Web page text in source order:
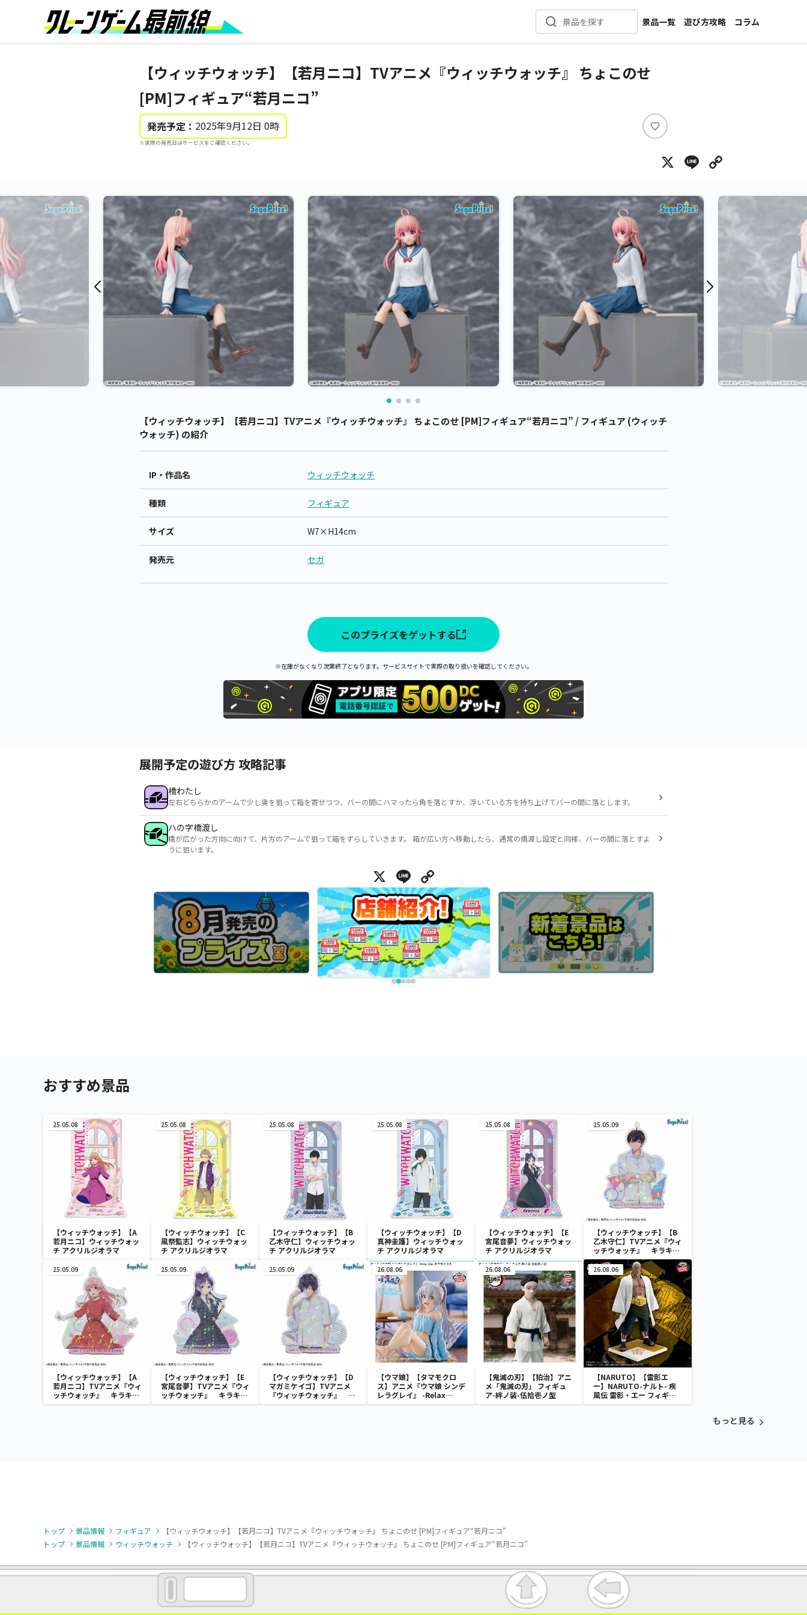
景品を探す
景品一覧
新着景品
カテゴリ一覧
遊び方攻略
コラム
インタビュー
【ウィッチウォッチ】【若月ニコ】TVアニメ『ウィッチウォッチ』 ちょこのせ
[PM]フィギュア“若月ニコ”
発売予定： 2025年9月12日 0時
※実際の発売日はサービスをご確認ください。
い
ね
X Line
【ウィッチウォッチ】【若月ニコ】TVアニメ『ウィッチウォッチ』 ちょこのせ [PM]フィギュア“若月ニコ” / フィギュア (ウィッチ
ウォッチ) の紹介
IP・作品名 ウィッチウォッチ
種類 フィギュア
サイズ W7×H14cm
発売元 セガ
このプライズをゲットする
※在庫がなくなり次第終了となります。サービスサイトで実際の取り扱いを確認してください。
展開予定の遊び方 攻略記事
橋わたし
左右どちらかのアームで少し奥を狙って箱を寄せつつ、バーの間にハマったら角を落とすか、浮いている方を持ち上げてバーの間に落とします。
ハの字橋渡し
橋が広がった方向に向けて、片方のアームで狙って箱をずらしていきます。 箱が広い方へ移動したら、通常の橋渡し設定と同様、バーの間に落とすよ
うに狙います。
X Line
おすすめ景品
25.05.08
【ウィッチウォッチ】【A
若月ニコ】ウィッチウォッ
チ アクリルジオラマ
25.05.08
【ウィッチウォッチ】【C
風祭監志】ウィッチウォッ
チ アクリルジオラマ
25.05.08
【ウィッチウォッチ】【B
乙木守仁】ウィッチウォッ
チ アクリルジオラマ
25.05.08
【ウィッチウォッチ】【D
真神圭護】ウィッチウォッ
チ アクリルジオラマ
25.05.08
【ウィッチウォッチ】【E
宮尾音夢】ウィッチウォッ
チ アクリルジオラマ
25.05.09
【ウィッチウォッチ】【B
乙木守仁】TVアニメ『ウィ
ッチウォッチ』 キラキラ
スタンド付 ビッグクリアキ
ーチェーン（EX）
25.05.09
【ウィッチウォッチ】【A
若月ニコ】TVアニメ『ウィ
ッチウォッチ』 キラキラ
スタンド付 ビッグクリアキ
25.05.09
【ウィッチウォッチ】【E
宮尾音夢】TVアニメ『ウィ
ッチウォッチ』 キラキラ
スタンド付 ビッグクリアキ
25.05.09
【ウィッチウォッチ】【D
マガミケイゴ】TVアニメ
『ウィッチウォッチ』 キ
ラキラスタンド付 ビッグク
26.08.06
【ウマ娘】【タマモクロ
ス】アニメ『ウマ娘 シンデ
レラグレイ』 -Relax
time-タマモクロス
26.08.06
【鬼滅の刃】【狛治】アニ
メ「鬼滅の刃」 フィギュ
ア-絆ノ装-伍拾壱ノ型
26.08.06
【NARUTO】【雷影エ
ー】NARUTO-ナルト- 疾
風伝 雷影・エー フィギュ
ア～五影集結…!!～
もっと見る
トップ 景品情報 フィギュア
【ウィッチウォッチ】【若月ニコ】TVアニメ『ウィッチウォッチ』 ちょこのせ [PM]フィギュア“若月ニコ”
トップ
景品情報 ウィッチウォッチ 【ウィッチウォッチ】【若月ニコ】TVアニメ『ウィッチウォッチ』 ちょこのせ [PM]フィギュア“若月ニコ”